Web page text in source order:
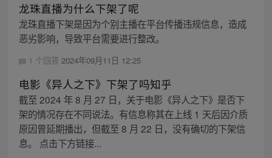
龙珠直播为什么下架了呢
龙珠直播下架是因为个别主播在平台传播违规信息，造成
恶劣影响，导致平台需要进行整改。
1 个回答 2024年09月11日 12:25
电影《异人之下》下架了吗知乎
截至 2024 年 8 月 27 日，关于电影《异人之下》是否下
架的情况存在不同说法。有信息称其在上线 1 天后因介质
原因曾延期播出，但截至 8 月 22 日，没有确切的下架信
息。 点击下方链接...